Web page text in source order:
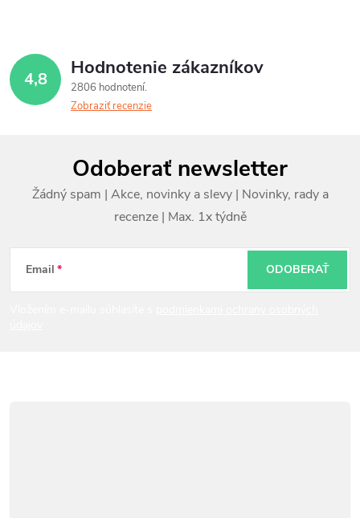
4,8 Hodnotenie zákazníkov
2806 hodnotení
Zobraziť recenzie
ä
Odoberať newsletter
Email ODOBERAŤ